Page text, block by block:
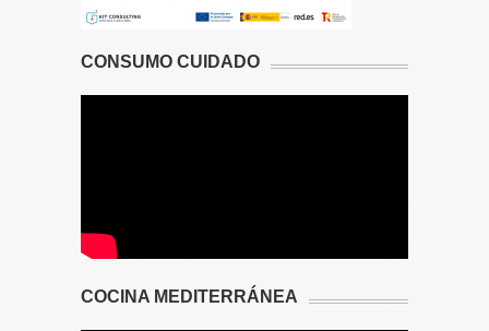
CONSUMO CUIDADO
COCINA MEDITERRÁNEA